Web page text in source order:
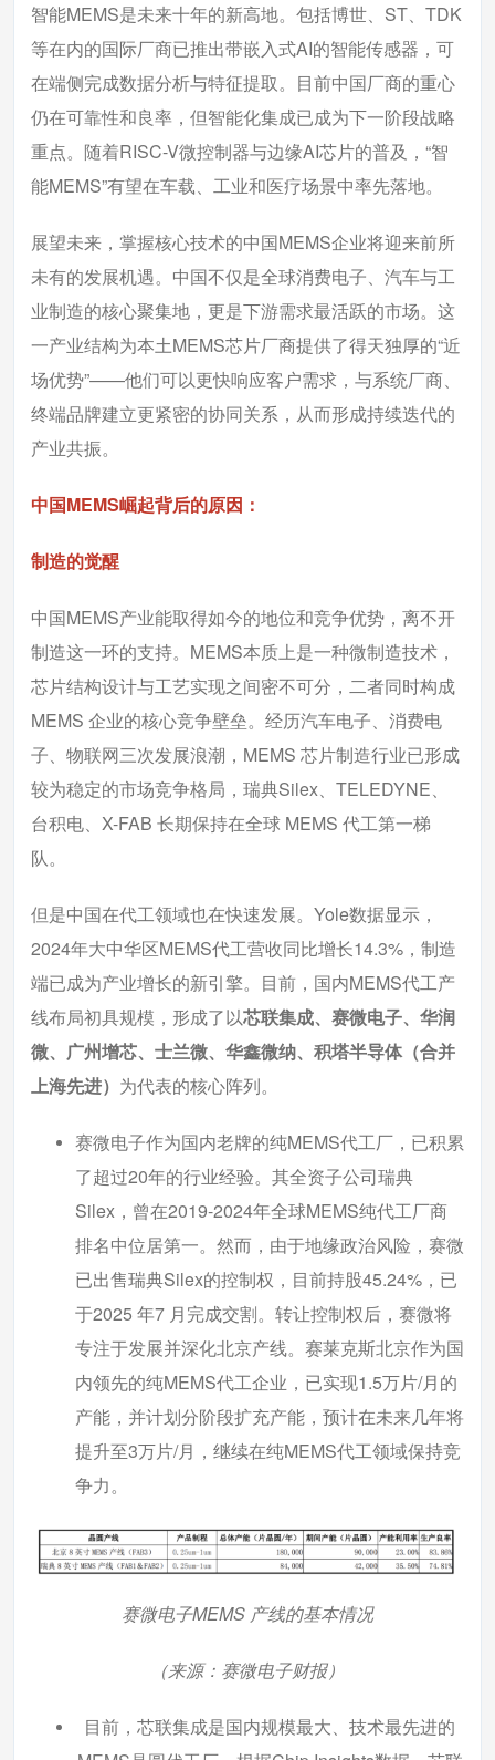
智能MEMS是未来十年的新高地。包括博世、ST、TDK
等在内的国际厂商已推出带嵌入式AI的智能传感器，可
在端侧完成数据分析与特征提取。目前中国厂商的重心
仍在可靠性和良率，但智能化集成已成为下一阶段战略
重点。随着RISC-V微控制器与边缘AI芯片的普及，“智
能MEMS”有望在车载、工业和医疗场景中率先落地。
展望未来，掌握核心技术的中国MEMS企业将迎来前所
未有的发展机遇。中国不仅是全球消费电子、汽车与工
业制造的核心聚集地，更是下游需求最活跃的市场。这
一产业结构为本土MEMS芯片厂商提供了得天独厚的“近
场优势”——他们可以更快响应客户需求，与系统厂商、
终端品牌建立更紧密的协同关系，从而形成持续迭代的
产业共振。
中国MEMS崛起背后的原因：
制造的觉醒
中国MEMS产业能取得如今的地位和竞争优势，离不开
制造这一环的支持。MEMS本质上是一种微制造技术，
芯片结构设计与工艺实现之间密不可分，二者同时构成
MEMS 企业的核心竞争壁垒。经历汽车电子、消费电
子、物联网三次发展浪潮，MEMS 芯片制造行业已形成
较为稳定的市场竞争格局，瑞典Silex、TELEDYNE、
台积电、X-FAB 长期保持在全球 MEMS 代工第一梯
队。
但是中国在代工领域也在快速发展。Yole数据显示，
2024年大中华区MEMS代工营收同比增长14.3%，制造
端已成为产业增长的新引擎。目前，国内MEMS代工产
线布局初具规模，形成了以芯联集成、赛微电子、华润
微、广州增芯、士兰微、华鑫微纳、积塔半导体（合并
上海先进） 为代表的核心阵列。
赛微电子作为国内老牌的纯MEMS代工厂，已积累
了超过20年的行业经验。其全资子公司瑞典
Silex，曾在2019-2024年全球MEMS纯代工厂商
排名中位居第一。然而，由于地缘政治风险，赛微
已出售瑞典Silex的控制权，目前持股45.24%，已
于2025 年7 月完成交割。转让控制权后，赛微将
专注于发展并深化北京产线。赛莱克斯北京作为国
内领先的纯MEMS代工企业，已实现1.5万片/月的
产能，并计划分阶段扩充产能，预计在未来几年将
提升至3万片/月，继续在纯MEMS代工领域保持竞
争力。
赛微电子MEMS 产线的基本情况
（来源：赛微电子财报）
目前，芯联集成是国内规模最大、技术最先进的